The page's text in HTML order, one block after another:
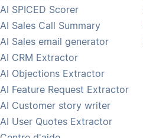
AI SPICED Scorer
AI Sales Call Summary
AI Sales email generator
AI CRM Extractor
AI Objections Extractor
AI Feature Request Extractor
AI Customer story writer
AI User Quotes Extractor